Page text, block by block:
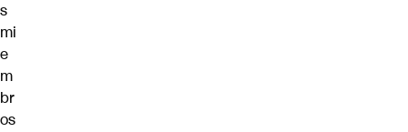
s
mi
e
m
br
os